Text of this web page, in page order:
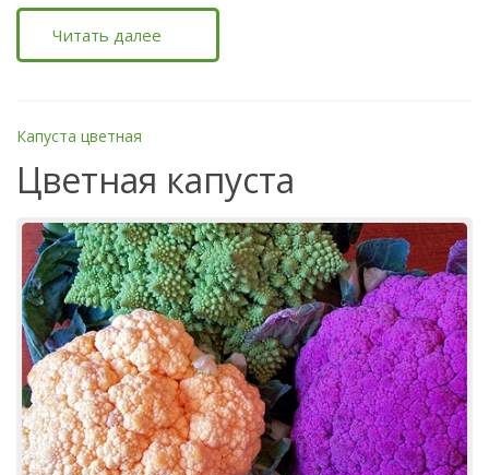
Читать далее
Капуста цветная
Цветная капуста